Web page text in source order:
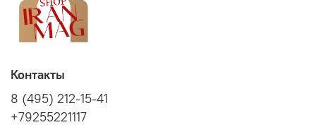
Контакты
8 (495) 212-15-41
+79255221117